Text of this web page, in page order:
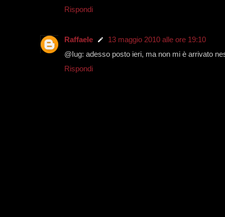
Rispondi
Raffaele
13 maggio 2010 alle ore 19:10
@Iug: adesso posto ieri, ma non mi è arrivato
Rispondi